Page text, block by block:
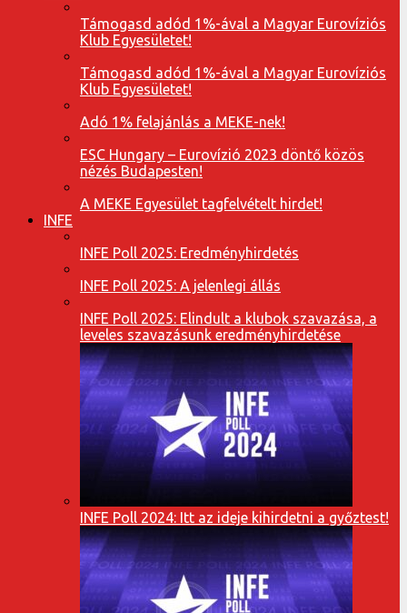
Támogasd adód 1%-ával a Magyar Eurovíziós
Klub Egyesületet!
Támogasd adód 1%-ával a Magyar Eurovíziós
Klub Egyesületet!
Adó 1% felajánlás a MEKE-nek!
ESC Hungary – Eurovízió 2023 döntő közös
nézés Budapesten!
A MEKE Egyesület tagfelvételt hirdet!
INFE
INFE Poll 2025: Eredményhirdetés
INFE Poll 2025: A jelenlegi állás
INFE Poll 2025: Elindult a klubok szavazása, a
leveles szavazásunk eredményhirdetése
INFE Poll 2024: Itt az ideje kihirdetni a győztest!